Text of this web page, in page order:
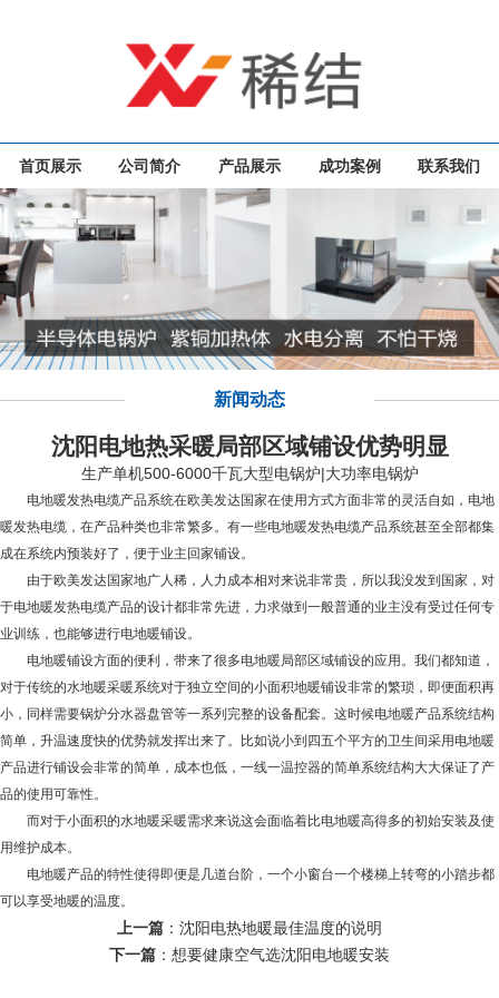
首页展示 公司简介 产品展示 成功案例 联系我们
新闻动态
沈阳电地热采暖局部区域铺设优势明显
生产单机500-6000千瓦大型电锅炉|大功率电锅炉
电地暖发热电缆产品系统在欧美发达国家在使用方式方面非常的灵活自如，电地
暖发热电缆，在产品种类也非常繁多。有一些电地暖发热电缆产品系统甚至全部都集
成在系统内预装好了，便于业主回家铺设。
由于欧美发达国家地广人稀，人力成本相对来说非常贵，所以我没发到国家，对
于电地暖发热电缆产品的设计都非常先进，力求做到一般普通的业主没有受过任何专
业训练，也能够进行电地暖铺设。
电地暖铺设方面的便利，带来了很多电地暖局部区域铺设的应用。我们都知道，
对于传统的水地暖采暖系统对于独立空间的小面积地暖铺设非常的繁琐，即便面积再
小，同样需要锅炉分水器盘管等一系列完整的设备配套。这时候电地暖产品系统结构
简单，升温速度快的优势就发挥出来了。比如说小到四五个平方的卫生间采用电地暖
产品进行铺设会非常的简单，成本也低，一线一温控器的简单系统结构大大保证了产
品的使用可靠性。
而对于小面积的水地暖采暖需求来说这会面临着比电地暖高得多的初始安装及使
用维护成本。
电地暖产品的特性使得即便是几道台阶，一个小窗台一个楼梯上转弯的小踏步都
可以享受地暖的温度。
上一篇 ： 沈阳电热地暖最佳温度的说明
下一篇 ： 想要健康空气选沈阳电地暖安装